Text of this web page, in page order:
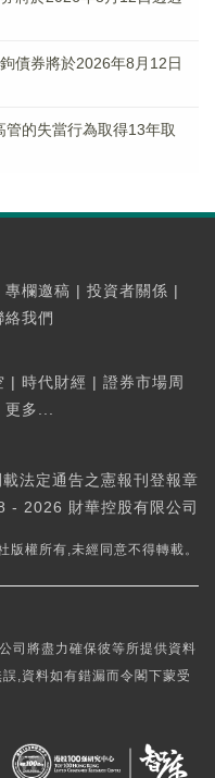
債券將於2026年8月12日
的失當行為取得13年取
專欄邀稿 | 投資者關係 |
絡我們
| 時代財經 | 證券市場周
更多...
法定通告之憲報刊登報章
2026 財華控股有限公司
版權所有,未經同意不得轉載。
司將盡力確保彼等所提供資料
,資料如有錯漏而令閣下蒙受